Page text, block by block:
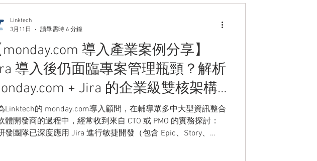
monday.com 導入產業案例分享】
導入後仍面臨專案管理瓶頸？解析
+ Jira 的企業級雙核架構
實務
Linktech的 monday.com導入顧問，在輔導眾多中大型資訊整合
體開發商的過程中，經常收到來自 CTO 或 PMO 的實務探討：
發團隊已深度應用 Jira 進行敏捷開發（包含 Epic、Story、
Linktech
3月11日
讀畢需時 6 分鐘